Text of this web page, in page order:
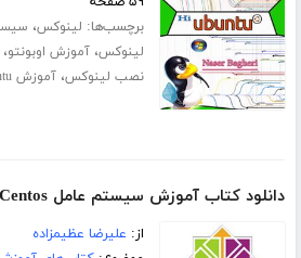
برچسب‌ها: لینوکس،
لینوکس،آموزش ‫اوبونتو
نصب لینوکس،آموزش ubuntu
دانلود کتاب آموزش سیستم عامل Centos
از: علیرضا عظیمزاده